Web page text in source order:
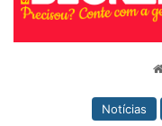
Notícias